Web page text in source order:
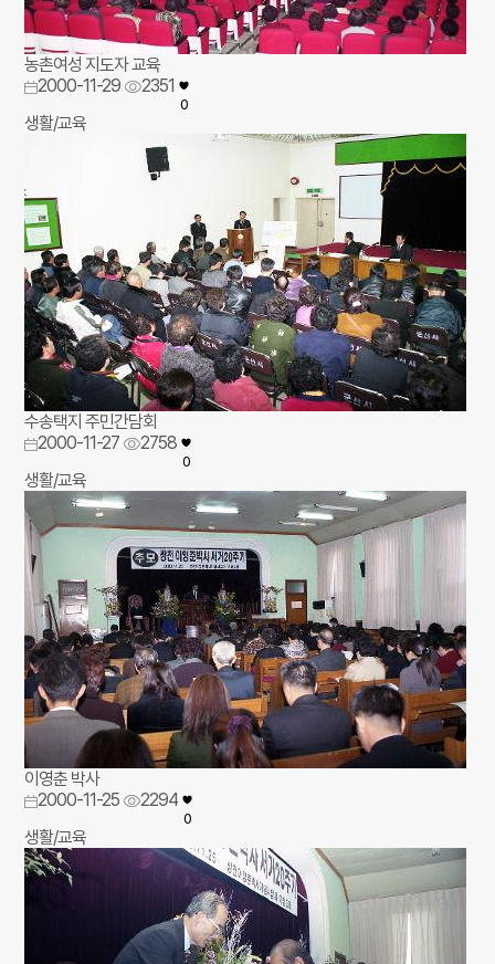
농촌여성 지도자 교육
2000-11-29
2351
0
생활/교육
수송택지 주민간담회
2000-11-27
2758
0
생활/교육
이영춘 박사
2000-11-25
2294
0
생활/교육